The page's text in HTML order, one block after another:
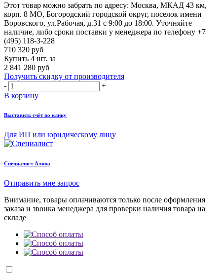
Этот товар можно забрать по адресу: Москва, МКАД 43 км,
корп. 8 МО, Богородский городской округ, поселок имени
Воровского, ул.Рабочая, д.31 с 9:00 до 18:00. Уточняйте
наличие, либо сроки поставки у менеджера по телефону +7
(495) 118-3-228
710 320 руб
Купить 4 шт. за
2 841 280 руб
Получить скидку от производителя
-
+
В корзину
Выставить счёт по клику
Для ИП или юридическому лицу
Cпециалист Алина
Отправить мне запрос
Внимание, товары оплачиваются только после оформления
заказа и звонка менеджера для проверки наличия товара на
складе